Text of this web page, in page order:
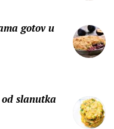
gotov u
slanutka